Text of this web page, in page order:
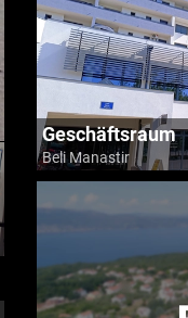
Geschäftsraum
Beli Manastir